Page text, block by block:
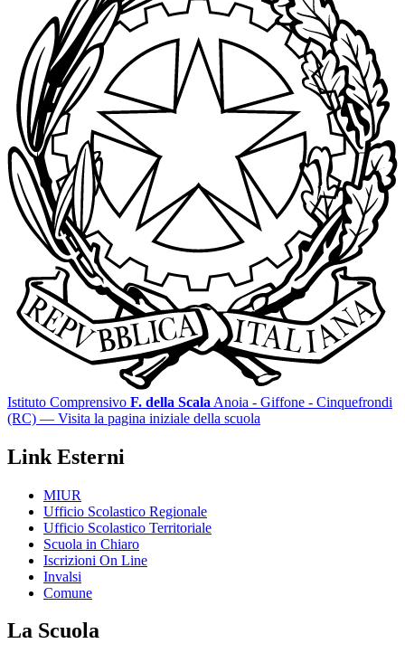
Istituto Comprensivo F. della Scala Anoia - Giffone - Cinquefrondi
(RC) — Visita la pagina iniziale della scuola
Link Esterni
MIUR
Ufficio Scolastico Regionale
Ufficio Scolastico Territoriale
Scuola in Chiaro
Iscrizioni On Line
Invalsi
Comune
La Scuola